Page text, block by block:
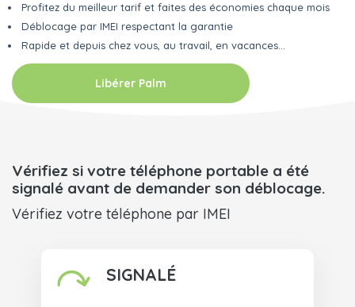
Profitez du meilleur tarif et faites des économies chaque mois
Déblocage par IMEI respectant la garantie
Rapide et depuis chez vous, au travail, en vacances...
Libérer Palm
Vérifiez si votre téléphone portable a été
signalé avant de demander son déblocage.
Vérifiez votre téléphone par IMEI
SIGNALÉ